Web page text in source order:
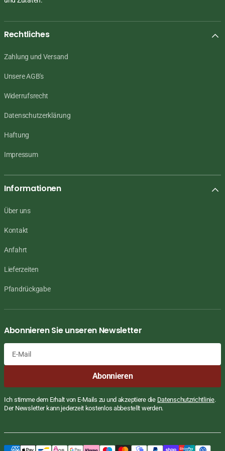
Sake Kozaemon Junmai Daiginjo, 16% Regulärer
€79,50
Rechtliches
Zahlung und Versand
Unsere AGB's
Widerrufsrecht
Datenschutzerklärung
Haftung
Impressum
Informationen
Über uns
Kontakt
Anfahrt
Lieferzeiten
Pfandrückgabe
Abonnieren Sie unseren Newsletter
Abonnieren
Ich stimme dem Erhalt von E-Mails zu und akzeptiere die Datenschutzrichtlinie.
Der Newsletter kann jederzeit kostenlos abbestellt werden.